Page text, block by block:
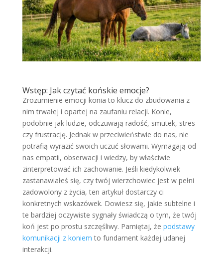
Wstęp: Jak czytać końskie emocje?
Zrozumienie emocji konia to klucz do zbudowania z
nim trwałej i opartej na zaufaniu relacji. Konie,
podobnie jak ludzie, odczuwają radość, smutek, stres
czy frustrację. Jednak w przeciwieństwie do nas, nie
potrafią wyrazić swoich uczuć słowami. Wymagają od
nas empatii, obserwacji i wiedzy, by właściwie
zinterpretować ich zachowanie. Jeśli kiedykolwiek
zastanawiałeś się, czy twój wierzchowiec jest w pełni
zadowolony z życia, ten artykuł dostarczy ci
konkretnych wskazówek. Dowiesz się, jakie subtelne i
te bardziej oczywiste sygnały świadczą o tym, że twój
koń jest po prostu szczęśliwy. Pamiętaj, że podstawy
komunikacji z koniem to fundament każdej udanej
interakcji.